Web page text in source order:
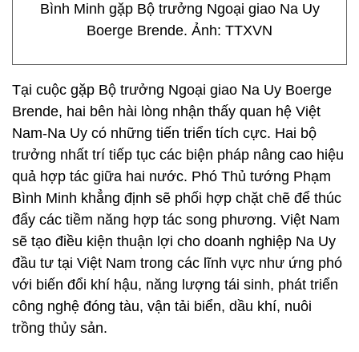
Bình Minh gặp Bộ trưởng Ngoại giao Na Uy
Boerge Brende. Ảnh: TTXVN
Tại cuộc gặp Bộ trưởng Ngoại giao Na Uy Boerge
Brende, hai bên hài lòng nhận thấy quan hệ Việt
Nam-Na Uy có những tiến triển tích cực. Hai bộ
trưởng nhất trí tiếp tục các biện pháp nâng cao hiệu
quả hợp tác giữa hai nước. Phó Thủ tướng Phạm
Bình Minh khẳng định sẽ phối hợp chặt chẽ để thúc
đẩy các tiềm năng hợp tác song phương. Việt Nam
sẽ tạo điều kiện thuận lợi cho doanh nghiệp Na Uy
đầu tư tại Việt Nam trong các lĩnh vực như ứng phó
với biến đổi khí hậu, năng lượng tái sinh, phát triển
công nghệ đóng tàu, vận tải biển, dầu khí, nuôi
trồng thủy sản.